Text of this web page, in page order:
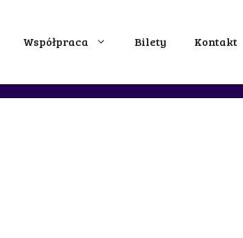
Współpraca Bilety Kontakt